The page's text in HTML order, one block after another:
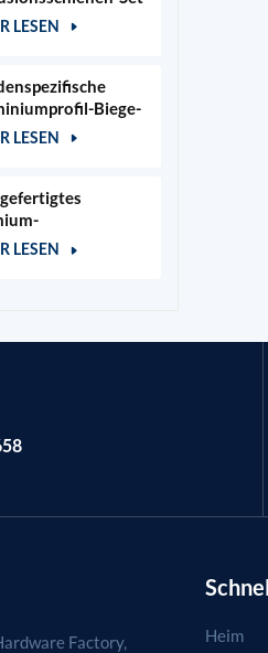
LESEN
Biege-
LESEN
für
LESEN
Factory,
Heim